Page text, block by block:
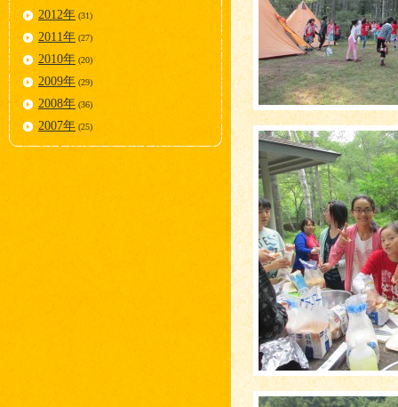
2012年 (31)
2011年 (27)
2010年 (20)
2009年 (29)
2008年 (36)
2007年 (25)